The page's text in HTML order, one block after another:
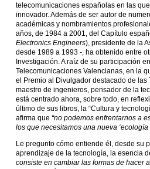
telecomunicaciones españolas en las
innovador. Además de ser autor de
académicas y nombramientos
años, de 1984 a 2001, del Capítulo
Electronics Engineers), presidente de la
desde 1989 a 1993 -, ha obtenido entre
Investigación. A raíz de su participación
Telecomunicaciones Valencianas, en la
el Premio al Divulgador destacado de las
maestro de ingenieros, pensador de la
está centrado ahora, sobre todo, en
último de sus libros, la “Cultura y
afirma que “no podemos enfrentarnos a
los que necesitamos una nueva ‘ecología
Le pregunto cómo entiende él, desde su
aprendizaje de la tecnología, la esencia
consiste en cambiar las formas de hacer